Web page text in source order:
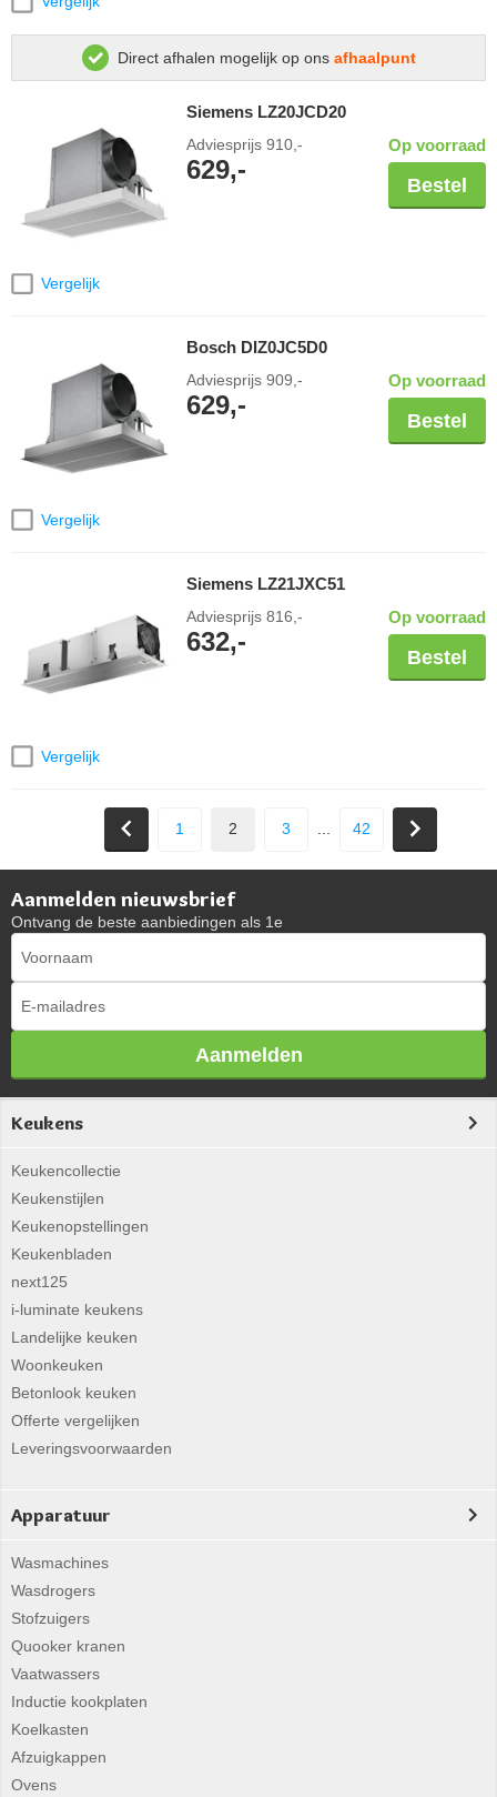
Direct afhalen mogelijk op ons afhaalpunt
Vergelijk
Siemens LZ20JCD20
Adviesprijs 910,-
629,-
Op voorraad
Bestel
Vergelijk
Bosch DIZ0JC5D0
Adviesprijs 909,-
629,-
Op voorraad
Bestel
Vergelijk
Siemens LZ21JXC51
Adviesprijs 816,-
632,-
Op voorraad
Bestel
1 2 3 ... 42
Aanmelden nieuwsbrief
Ontvang de beste aanbiedingen als 1e
Aanmelden
Keukens
Keukencollectie
Keukenstijlen
Keukenopstellingen
Keukenbladen
next125
i-luminate keukens
Landelijke keuken
Woonkeuken
Betonlook keuken
Offerte vergelijken
Leveringsvoorwaarden
Apparatuur
Wasmachines
Wasdrogers
Stofzuigers
Quooker kranen
Vaatwassers
Inductie kookplaten
Koelkasten
Afzuigkappen
Ovens